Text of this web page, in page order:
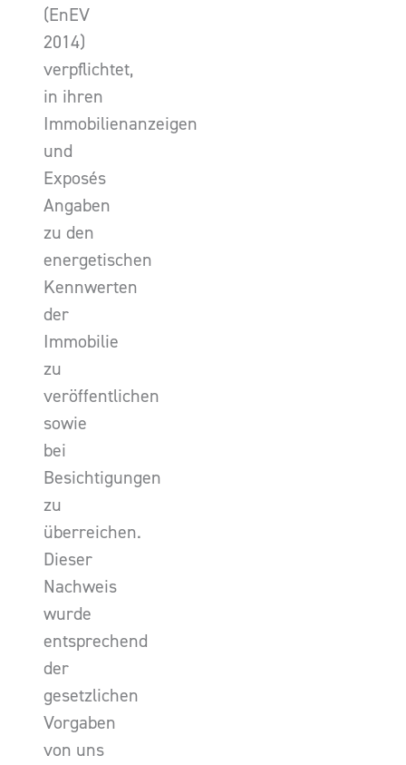
(EnEV
2014)
verpflichtet,
in ihren
Immobilienanzeigen
und
Exposés
Angaben
zu den
energetischen
Kennwerten
der
Immobilie
zu
veröffentlichen
sowie
bei
Besichtigungen
zu
überreichen.
Dieser
Nachweis
wurde
entsprechend
der
gesetzlichen
Vorgaben
von uns